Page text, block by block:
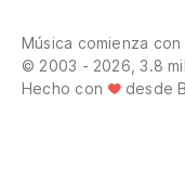
Música comienza
© 2003 - 2026, 3.8
Hecho con
desde